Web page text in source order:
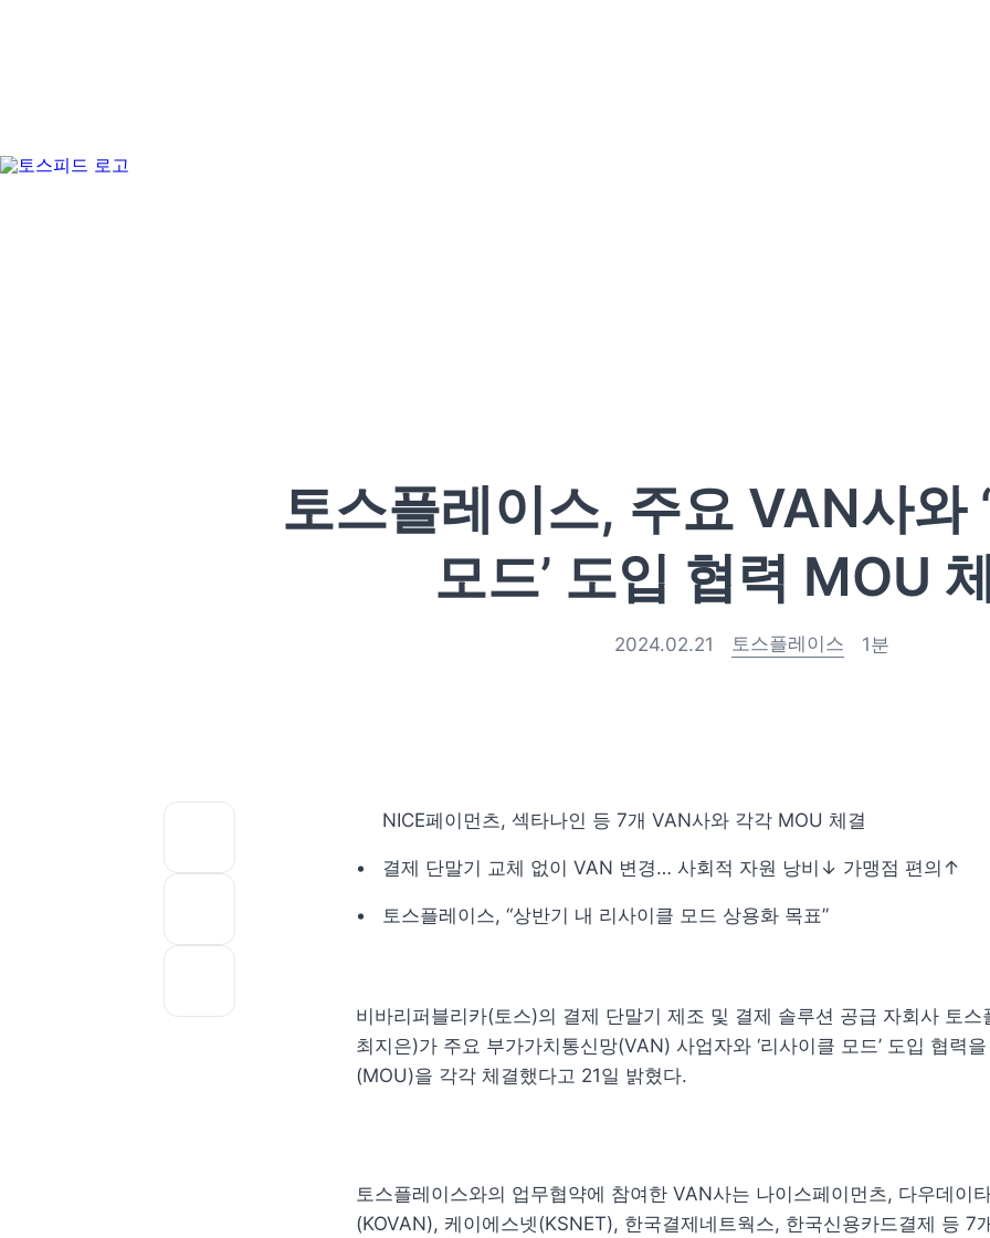
토스플레이스, 주요 VAN사와
모드’ 도입 협력 MOU
2024.02.21 토스플레이스 1분
NICE페이먼츠, 섹타나인 등 7개 VAN사와 각각 MOU 체결
결제 단말기 교체 없이 VAN 변경… 사회적 자원 낭비↓ 가맹점 편의↑
토스플레이스, “상반기 내 리사이클 모드 상용화 목표”
비바리퍼블리카(토스)의 결제 단말기 제조 및 결제 솔루션 공급 자회사 토스
최지은)가 주요 부가가치통신망(VAN) 사업자와 ‘리사이클 모드’ 도입 협력
(MOU)을 각각 체결했다고 21일 밝혔다.
토스플레이스와의 업무협약에 참여한 VAN사는 나이스페이먼츠, 다우데이
(KOVAN), 케이에스넷(KSNET), 한국결제네트웍스, 한국신용카드결제 등 7